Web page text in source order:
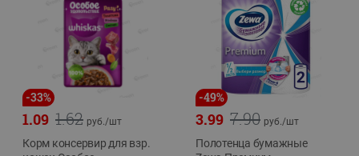
-33%
1.62
1.09 руб./шт
Корм консервир для взр.
-49%
7.90
3.99 руб./шт
Полотенца бумажные